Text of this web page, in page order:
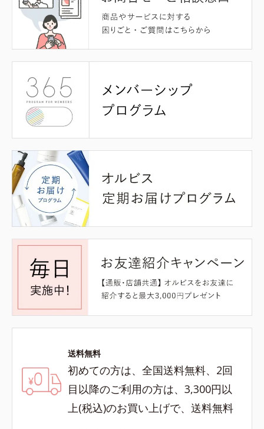
送料無料
初めての方は、全国送料無料、2回
目以降のご利用の方は、3,300円以
上(税込)のお買い上げで、送料無料